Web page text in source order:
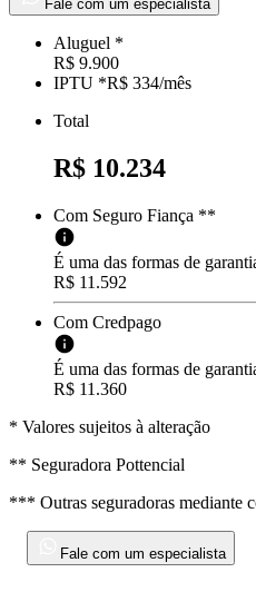
Fale com um especialista
Aluguel *
R$ 9.900
IPTU *R$ 334/mês
Total
R$ 10.234
Com Seguro Fiança **
É uma das formas de
R$ 11.592
Com Credpago
É uma das formas de
R$ 11.360
* Valores sujeitos à alteração
** Seguradora Pottencial
*** Outras seguradoras mediante
Fale com um especialista